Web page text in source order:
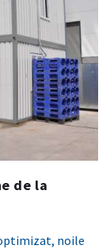
de la
noile